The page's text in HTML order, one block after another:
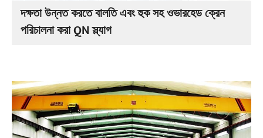
দক্ষতা উন্নত করতে বালতি এবং হুক সহ ওভারহেড ক্রেন
পরিচালনা করা QN স্ল্যাগ